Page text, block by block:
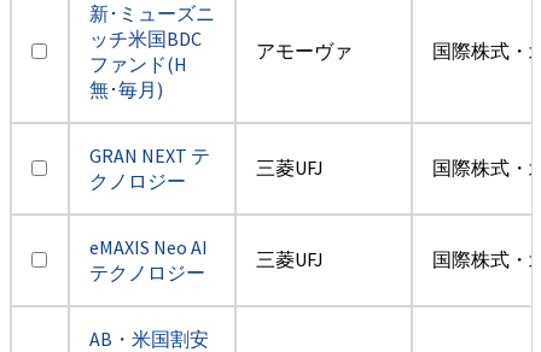
新･ミューズニ
ッチ米国BDC
ファンド(H
無･毎月)
アモーヴァ 国際株式・
GRAN NEXT テ
クノロジー
三菱UFJ 国際株式・
eMAXIS Neo AI
テクノロジー
三菱UFJ 国際株式・
AB・米国割安